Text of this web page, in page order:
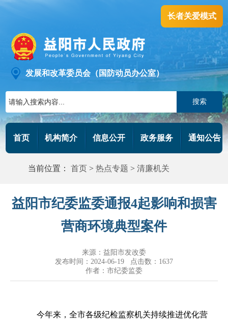
长者关爱模式
发展和改革委员会（国防动员办公室）
搜索
首页 机构简介 信息公开 政务服务 通知公告
当前位置： 首页 > 热点专题 > 清廉机关
益阳市纪委监委通报4起影响和损害
营商环境典型案件
来源：益阳市发改委
发布时间：2024-06-19 点击数： 1637
作者：市纪委监委
今年来，全市各级纪检监察机关持续推进优化营